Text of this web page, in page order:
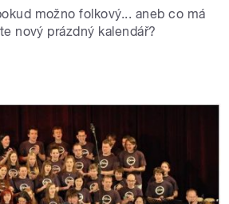
možno folkový... aneb co má
nový prázdný kalendář?